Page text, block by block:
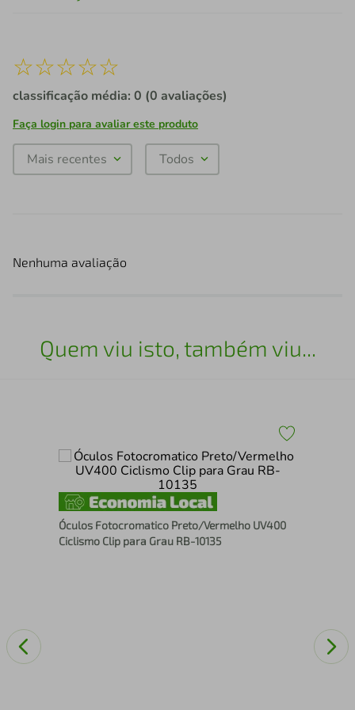
☆☆☆☆☆
classificação média: 0 (0 avaliações)
Faça login para avaliar este produto
Mais recentes Todos
Nenhuma avaliação
Quem viu isto, também viu...
Óculos Fotocromatico Preto/Vermelho UV400
Ciclismo Clip para Grau RB-10135